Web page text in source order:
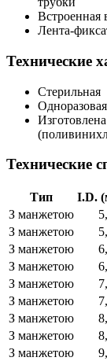
Встроенная
Лента-
Технические
Стерильная
Одноразовая
Технические
Тип I.D.
З манжетою
З манжетою
З манжетою
З манжетою
З манжетою
З манжетою
З манжетою
З манжетою
З манжетою